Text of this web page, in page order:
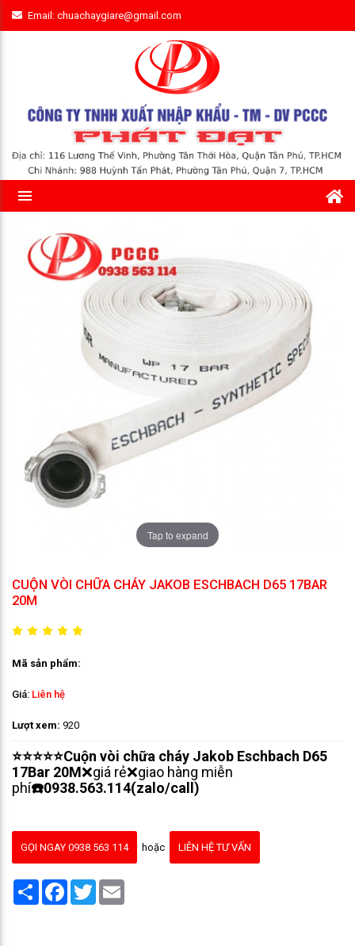
Email: chuachaygiare@gmail.com
Tap to expand
CUỘN VÒI CHỮA CHÁY JAKOB ESCHBACH D65 17BAR
20M
Mã sản phẩm:
Giá: Liên hệ
Lượt xem: 920
⭐⭐⭐⭐⭐Cuộn vòi chữa cháy Jakob Eschbach D65
17Bar 20M❌giá rẻ❌giao hàng miễn
phí☎️0938.563.114(zalo/call)
GỌI NGAY 0938 563 114 hoặc LIÊN HỆ TƯ VẤN
Share Facebook
Twitter